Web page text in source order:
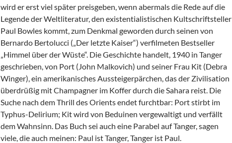
wird er erst viel später preisgeben, wenn abermals die Rede auf die
Legende der Weltliteratur, den existentialistischen Kultschriftsteller
Paul Bowles kommt, zum Denkmal geworden durch seinen von
Bernardo Bertolucci („Der letzte Kaiser“) verfilmeten Bestseller
„Himmel über der Wüste“. Die Geschichte handelt, 1940 in Tanger
geschrieben, von Port (John Malkovich) und seiner Frau Kit (Debra
Winger), ein amerikanisches Aussteigerpärchen, das der Zivilisation
überdrüßig mit Champagner im Koffer durch die Sahara reist. Die
Suche nach dem Thrill des Orients endet furchtbar: Port stirbt im
Typhus-Delirium; Kit wird von Beduinen vergewaltigt und verfällt
dem Wahnsinn. Das Buch sei auch eine Parabel auf Tanger, sagen
viele, die auch meinen: Paul ist Tanger, Tanger ist Paul.